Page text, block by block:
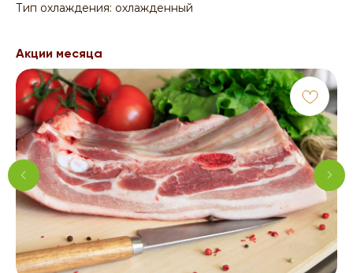
Тип охлаждения: охлажденный
Акции месяца